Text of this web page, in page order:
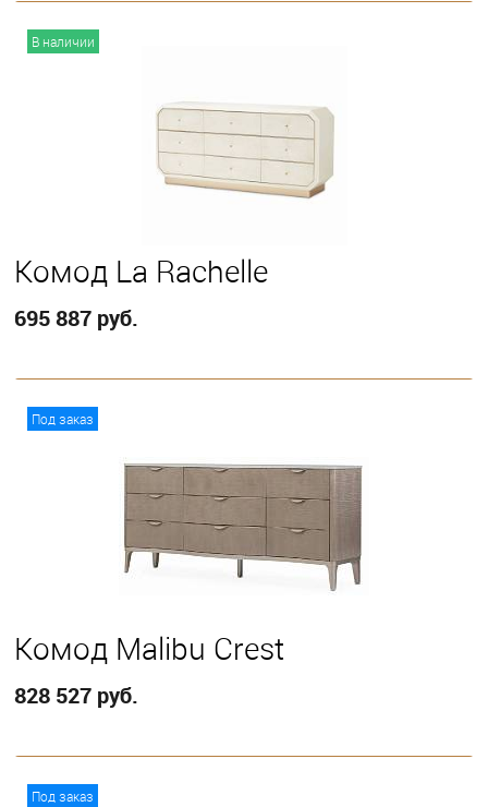
В наличии
Комод La Rachelle
695 887 руб.
Под заказ
Комод Malibu Crest
828 527 руб.
Под заказ